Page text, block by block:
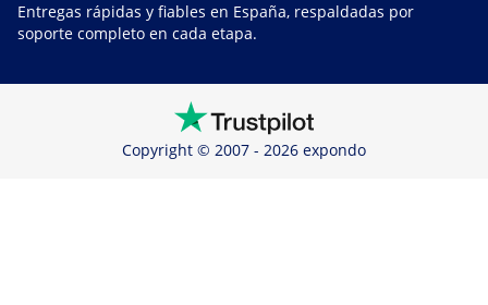
Entregas rápidas y fiables en España, respaldadas por
soporte completo en cada etapa.
Copyright © 2007 - 2026 expondo